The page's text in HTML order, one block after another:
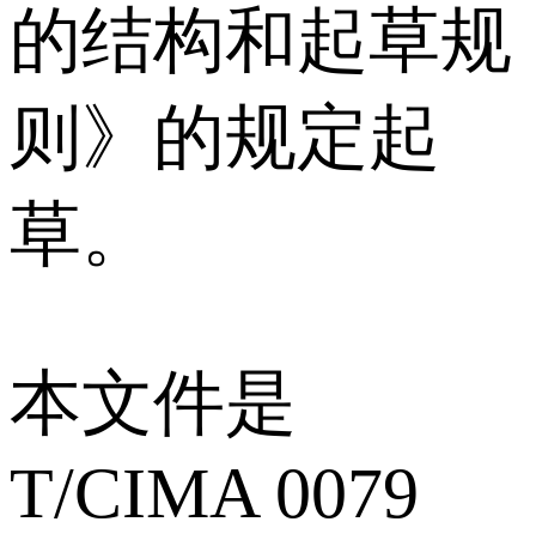
的结构和起草规
则》的规定起
草。
本文件是
T/CIMA 0079